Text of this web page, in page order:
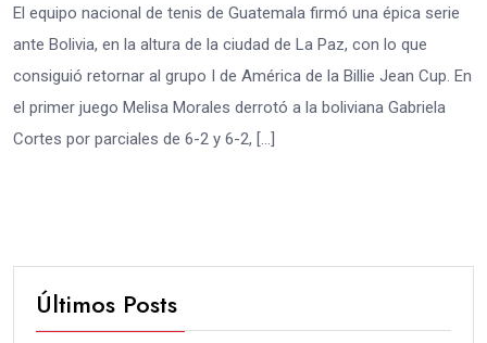
El equipo nacional de tenis de Guatemala firmó una épica serie
ante Bolivia, en la altura de la ciudad de La Paz, con lo que
consiguió retornar al grupo I de América de la Billie Jean Cup. En
el primer juego Melisa Morales derrotó a la boliviana Gabriela
Cortes por parciales de 6-2 y 6-2, […]
Últimos Posts